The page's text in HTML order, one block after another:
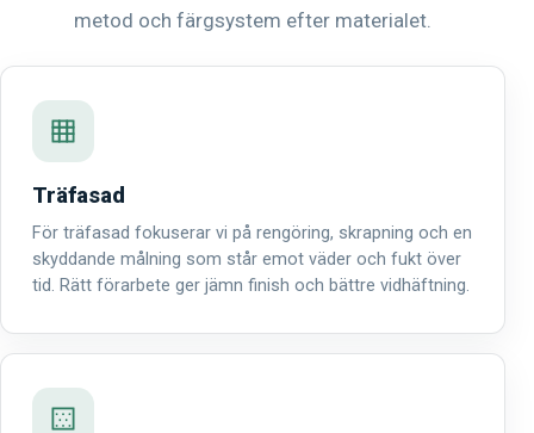
metod och färgsystem efter materialet.
Träfasad
För träfasad fokuserar vi på rengöring, skrapning och en
skyddande målning som står emot väder och fukt över
tid. Rätt förarbete ger jämn finish och bättre vidhäftning.